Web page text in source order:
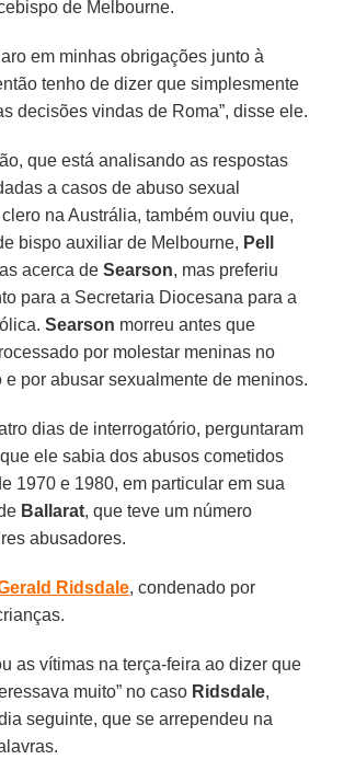
de Melbourne.
em minhas obrigações junto à
tenho de dizer que simplesmente
decisões vindas de Roma”, disse ele.
que está analisando as respostas
a casos de abuso sexual
na Austrália, também ouviu que,
bispo auxiliar de Melbourne, Pell
acerca deSearson, mas preferiu
para a Secretaria Diocesana para a
Searson morreu antes que
por molestar meninas no
e por abusar sexualmente de meninos.
dias de interrogatório, perguntaram
ele sabia dos abusos cometidos
1970 e 1980, em particular em sua
Ballarat, que teve um número
abusadores.
Ridsdale, condenado por
as vítimas na terça-feira ao dizer que
muito” no caso Ridsdale,
seguinte, que se arrependeu na